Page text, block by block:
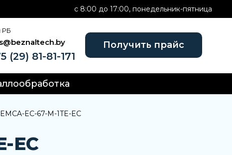
c 8:00 до 17:00, понедельник-пятница
РБ
(29) 81-81-171
Получить прайс
EC-67-M-1TE-EC
EC